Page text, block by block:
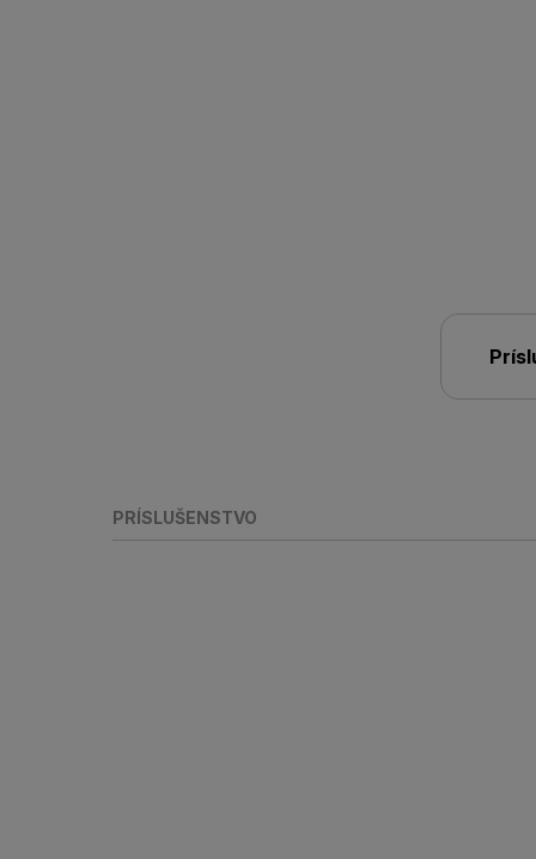
PRÍSLUŠENSTVO